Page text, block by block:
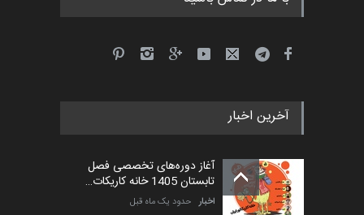
آخرین اخبار
آغاز دوره‌های تخصصی فصل
تابستان 1405 خانه کاریکات…
اخبار حدود یک ماه قبل